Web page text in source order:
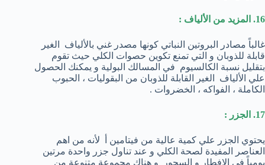
16. المزيد من الألياف :
غالباً مصادر البروتين النباتي كونها مصدر غني بالألياف الغير
قابلة للذوبان و التي تمنع تكوين حصوات الكلي حيث تقوم
بتقليل نسبة الكالسيوم في المسالك البولية و يمكنك الحصول
علي الألياف الغير القابلة للذوبان من البقوليات ، الحبوب
الكاملة ، الفواكه ، الخضروات .
17. الجزر :
يحتوي الجزر علي كمية عالية من فيتامين أ لأنه من اهم
العناصر المفيدة لصحة الكلي و عند تناول جزر واحدة مرتين
يومياً في الإفطار و السحور و هناك مجموعة متنوعة من